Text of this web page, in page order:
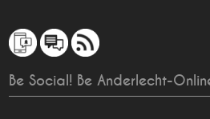
Be Social! Be Anderlecht-